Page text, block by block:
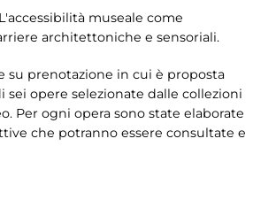
L'accessibilità museale come
architettoniche e sensoriali.
su prenotazione in cui è proposta
sei opere selezionate dalle collezioni
Per ogni opera sono state elaborate
che potranno essere consultate e